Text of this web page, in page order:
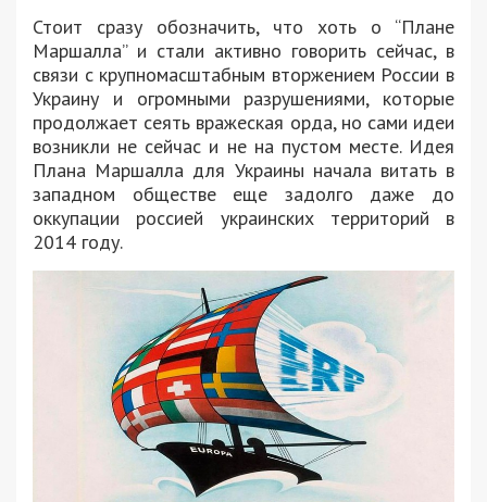
Стоит сразу обозначить, что хоть о “Плане
Маршалла” и стали активно говорить сейчас, в
связи с крупномасштабным вторжением России в
Украину и огромными разрушениями, которые
продолжает сеять вражеская орда, но сами идеи
возникли не сейчас и не на пустом месте. Идея
Плана Маршалла для Украины начала витать в
западном обществе еще задолго даже до
оккупации россией украинских территорий в
2014 году.